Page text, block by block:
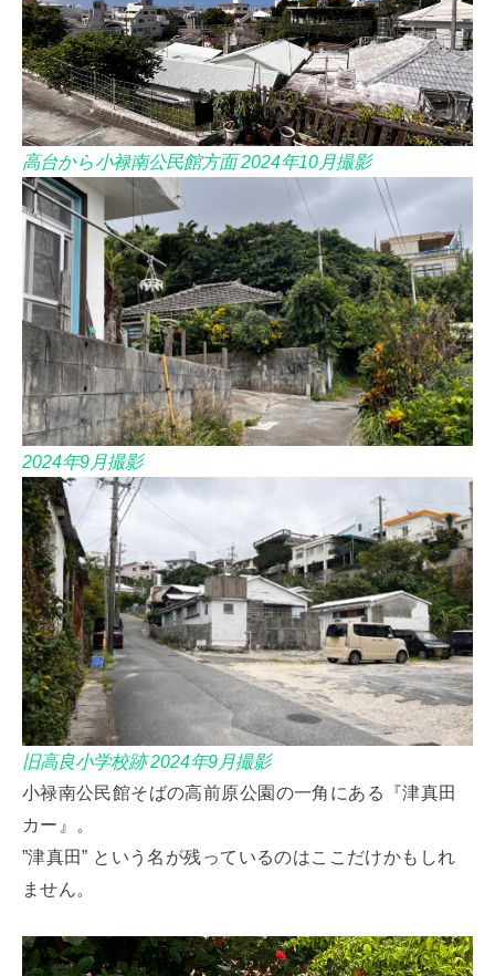
高台から小禄南公民館方面 2024年10月撮影
2024年9月撮影
旧高良小学校跡 2024年9月撮影
小禄南公民館そばの高前原公園の一角にある『津真田
カー』。
”津真田” という名が残っているのはここだけかもしれ
ません。